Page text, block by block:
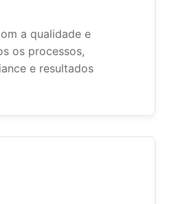
a qualidade e
os processos,
e resultados